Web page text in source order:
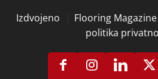
Izdvojeno Flooring Magazine
politika